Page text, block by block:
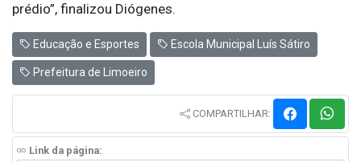
prédio”, finalizou Diógenes.
Educação e Esportes Escola Municipal Luís Sátiro
Prefeitura de Limoeiro
COMPARTILHAR:
Link da página: